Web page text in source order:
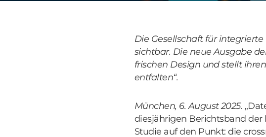
Die Gesellschaft für
sichtbar. Die neue Ausgabe
frischen Design und stellt
entfalten“.
München, 6. August 2025.
diesjährigen Berichtsband
Studie auf den Punkt: die